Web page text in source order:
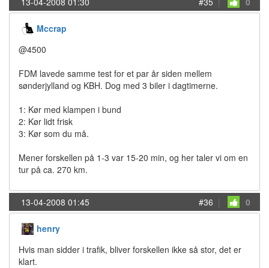
Mccrap
@4500
FDM lavede samme test for et par år siden mellem
sønderjylland og KBH. Dog med 3 biler i dagtimerne.
1: Kør med klampen i bund
2: Kør lidt frisk
3: Kør som du må.
Mener forskellen på 1-3 var 15-20 min, og her taler vi om en
tur på ca. 270 km.
13-04-2008 01:45 #36 | 0
henry
Hvis man sidder i trafik, bliver forskellen ikke så stor, det er
klart.